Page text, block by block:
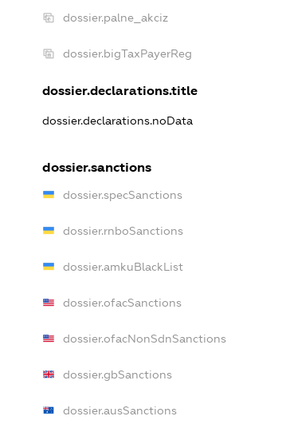
dossier.palne_akciz
dossier.bigTaxPayerReg
dossier.declarations.title
dossier.declarations.noData
dossier.sanctions
dossier.specSanctions
dossier.rnboSanctions
dossier.amkuBlackList
dossier.ofacSanctions
dossier.ofacNonSdnSanctions
dossier.gbSanctions
dossier.ausSanctions